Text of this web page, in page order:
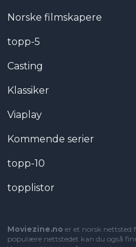
Norske filmskapere
topp-5
Casting
Klassiker
Viaplay
Kommende serier
topp-10
topplistor
Moviezine.no er et norsk nettsted
populære nettstedet kan du også